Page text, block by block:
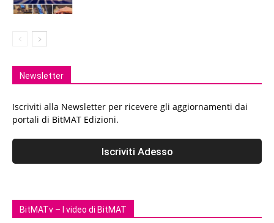
Newsletter
Iscriviti alla Newsletter per ricevere gli aggiornamenti dai
portali di BitMAT Edizioni.
BitMATv – I video di BitMAT